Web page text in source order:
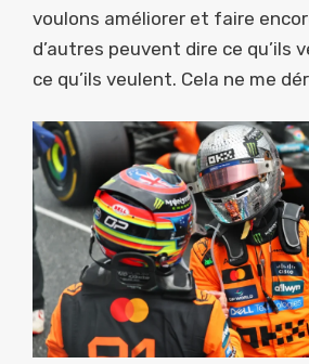
voulons améliorer et faire
d’autres peuvent dire ce qu’ils
ce qu’ils veulent. Cela ne me